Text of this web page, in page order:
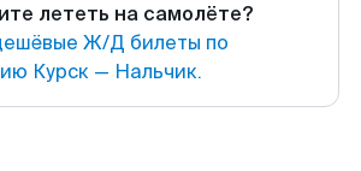
лететь на самолёте?
Ж/Д билеты по
Курск — Нальчик.